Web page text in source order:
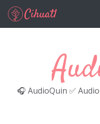
Ir al contenido principal
🎧 AudioQuin ✅